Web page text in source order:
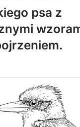
psa z